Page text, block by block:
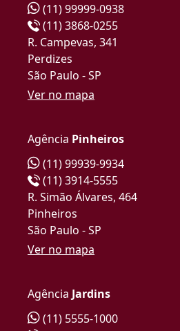
(11) 99999-0938
(11) 3868-0255
R. Campevas, 341
Perdizes
São Paulo - SP
Ver no mapa
Agência Pinheiros
(11) 99939-9934
(11) 3914-5555
R. Simão Álvares, 464
Pinheiros
São Paulo - SP
Ver no mapa
Agência Jardins
(11) 5555-1000